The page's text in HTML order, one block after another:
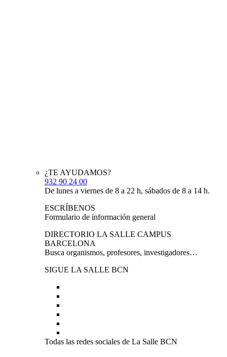
¿TE AYUDAMOS?
932 90 24 00
De lunes a viernes de 8 a 22 h, sábados de 8 a 14 h.
ESCRÍBENOS
Formulario de información general
DIRECTORIO LA SALLE CAMPUS
BARCELONA
Busca organismos, profesores, investigadores…
SIGUE LA SALLE BCN
Todas las redes sociales de La Salle BCN